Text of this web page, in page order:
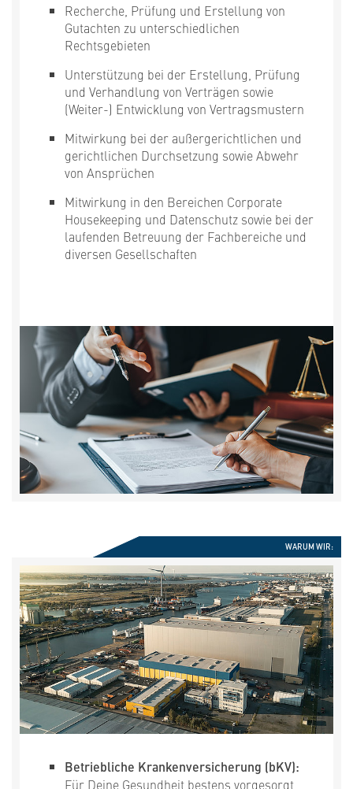
Recherche, Prüfung und Erstellung von
Gutachten zu unterschiedlichen
Rechtsgebieten
Unterstützung bei der Erstellung, Prüfung
und Verhandlung von Verträgen sowie
(Weiter-) Entwicklung von Vertragsmustern
Mitwirkung bei der außergerichtlichen und
gerichtlichen Durchsetzung sowie Abwehr
von Ansprüchen
Mitwirkung in den Bereichen Corporate
Housekeeping und Datenschutz sowie bei der
laufenden Betreuung der Fachbereiche und
diversen Gesellschaften
WARUM WIR:
Betriebliche Krankenversicherung (bKV):
Für Deine Gesundheit bestens vorgesorgt